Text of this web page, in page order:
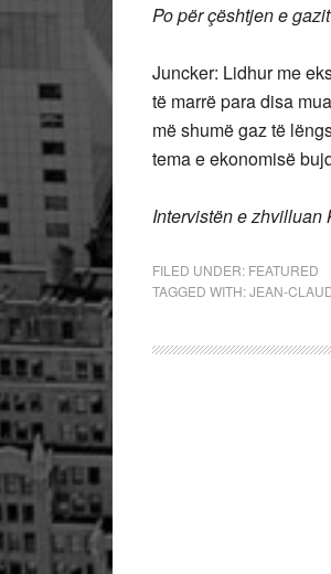
Po për çështjen e
Juncker: Lidhur me
të marrë para disa
më shumë gaz të
tema e ekonomisë
Intervistën e zhvilluan
FILED UNDER: FEATURED
TAGGED WITH:JEAN-